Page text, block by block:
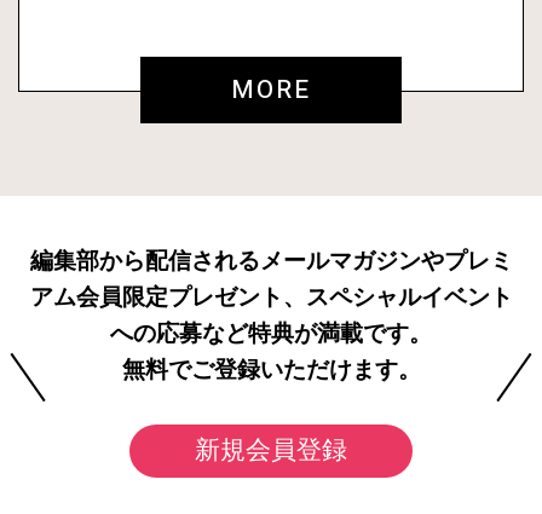
MORE
編集部から配信されるメールマガジンやプレミ
アム会員限定プレゼント、スペシャルイベント
への応募など特典が満載です。
無料でご登録いただけます。
新規会員登録